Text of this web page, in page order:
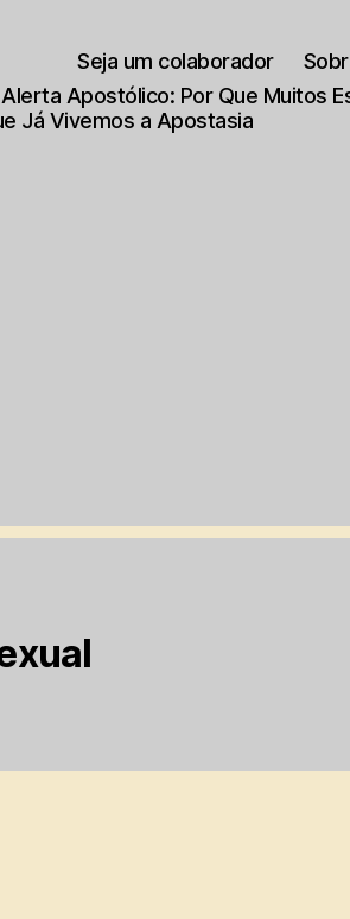
Seja um colaborador
Apostólico: Por Que Muitos
Já Vivemos a Apostasia